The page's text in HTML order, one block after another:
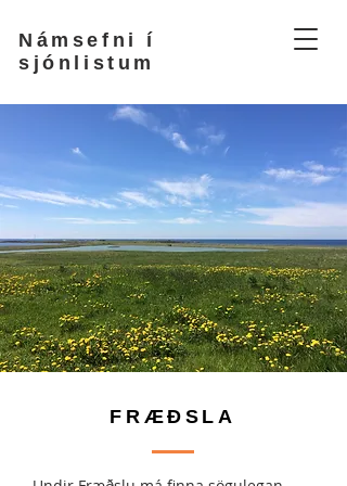
Námsefni í
sjónlistum
FRÆÐSLA